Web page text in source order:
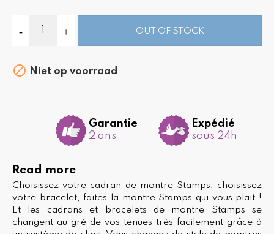
OUT OF STOCK
 Niet op voorraad
Garantie
2 ans
Expédié
sous 24h
Read more
Choisissez votre cadran de montre Stamps, choisissez
votre bracelet, faites la montre Stamps qui vous plait !
Et les cadrans et bracelets de montre Stamps se
changent au gré de vos tenues très facilement grâce à